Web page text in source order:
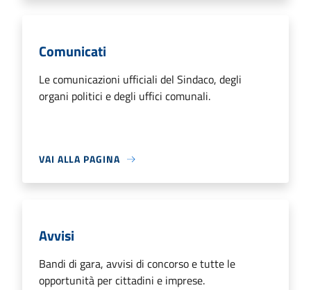
Comunicati
Le comunicazioni ufficiali del Sindaco, degli
organi politici e degli uffici comunali.
VAI ALLA PAGINA
Avvisi
Bandi di gara, avvisi di concorso e tutte le
opportunità per cittadini e imprese.